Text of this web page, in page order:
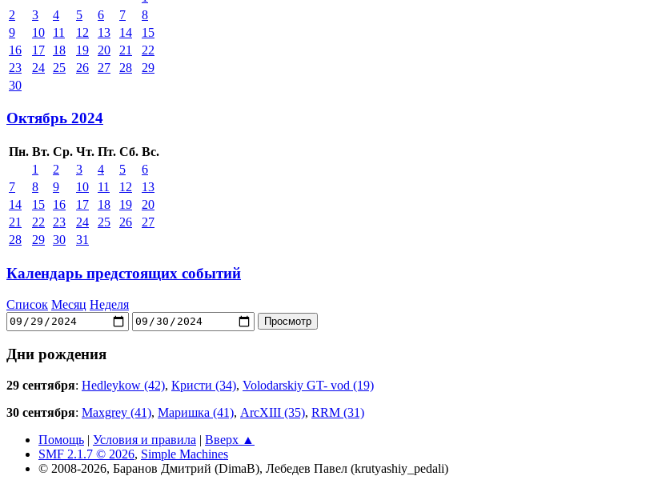
2
3 4 5 6 7
8
9
10 11 12 13 14
15
16
17 18 19 20 21
22
23
24 25 26 27 28
29
30
Октябрь 2024
Пн. Вт. Ср. Чт. Пт. Сб. Вс.
1
2 3 4 5
6
7
8 9 10 11 12
13
14
15 16 17 18 19
20
21
22 23 24 25 26
27
28
29 30 31
Календарь предстоящих событий
Список Месяц Неделя
Дни рождения
29 сентября: Hedleykow (42), Кристи (34), Volodarskiy GT- vod (19)
30 сентября: Maxgrey (41), Маришка (41), ArcXIII (35), RRM (31)
Помощь | Условия и правила | Вверх ▲
SMF 2.1.7 © 2026, Simple Machines
© 2008-2026, Баранов Дмитрий (DimaB), Лебедев Павел (krutyashiy_pedali)